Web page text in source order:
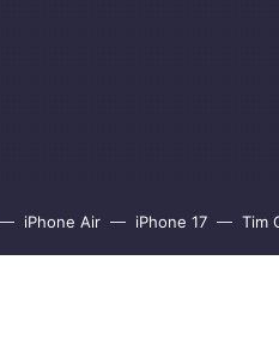
iPhone Air iPhone 17 Tim